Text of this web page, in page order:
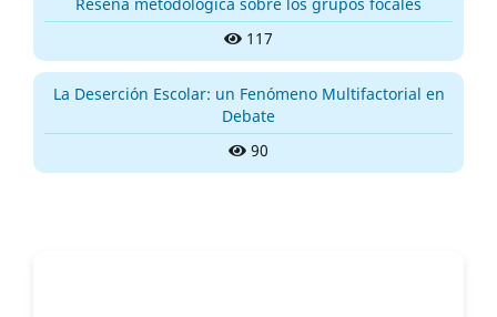
117
La Deserción Escolar: un Fenómeno Multifactorial en
Debate
90